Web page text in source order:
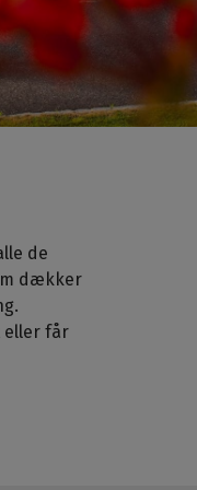
de
dækker
eller får